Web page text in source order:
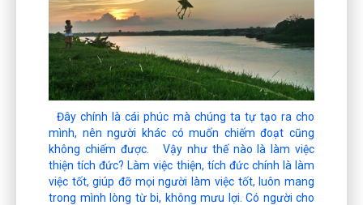
Đây chính là cái phúc mà chúng ta tự tạo ra cho
mình, nên người khác có muốn chiếm đoạt cũng
không chiếm được. Vậy như thế nào là làm việc
thiện tích đức? Làm việc thiện, tích đức chính là làm
việc tốt, giúp đỡ mọi người làm việc tốt, luôn mang
trong mình lòng từ bi, không mưu lợi. Có người cho